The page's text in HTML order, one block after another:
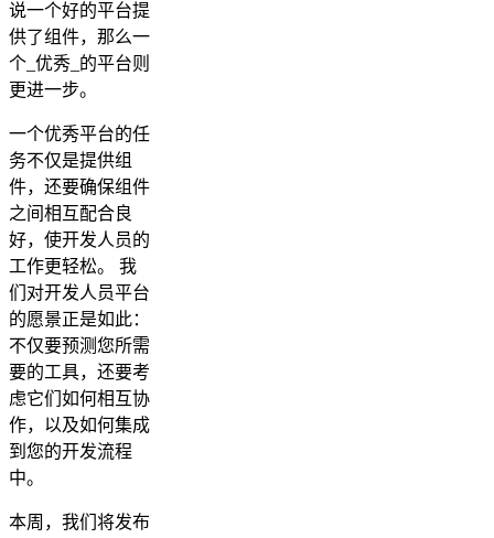
说一个好的平台提
供了组件，那么一
个_优秀_的平台则
更进一步。
一个优秀平台的任
务不仅是提供组
件，还要确保组件
之间相互配合良
好，使开发人员的
工作更轻松。 我
们对开发人员平台
的愿景正是如此：
不仅要预测您所需
要的工具，还要考
虑它们如何相互协
作，以及如何集成
到您的开发流程
中。
本周，我们将发布